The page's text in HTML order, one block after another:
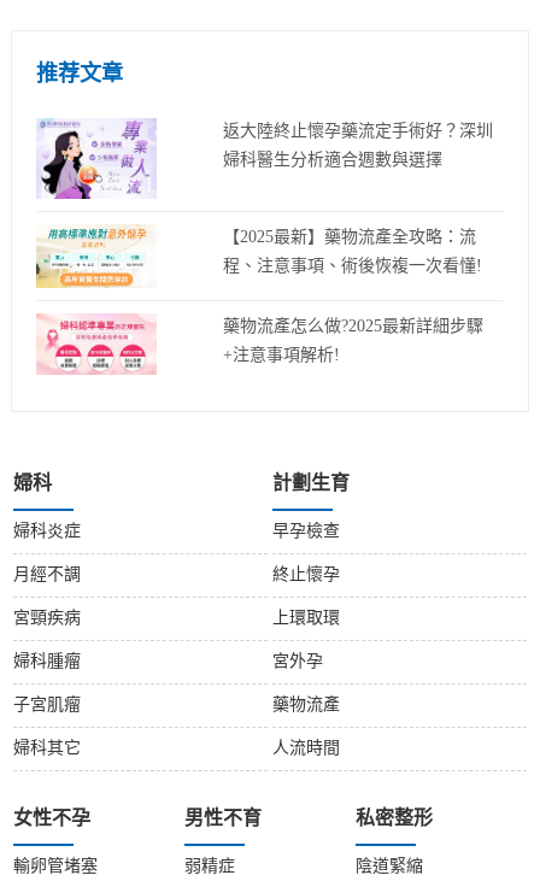
推荐文章
返大陸終止懷孕藥流定手術好？深圳
婦科醫生分析適合週數與選擇
【2025最新】藥物流產全攻略：流
程、注意事項、術後恢複一次看懂!
藥物流產怎么做?2025最新詳細步驟
+注意事項解析!
婦科
婦科炎症
月經不調
宮頸疾病
婦科腫瘤
子宮肌瘤
婦科其它
計劃生育
早孕檢查
終止懷孕
上環取環
宮外孕
藥物流產
人流時間
女性不孕
輸卵管堵塞
男性不育
弱精症
私密整形
陰道緊縮